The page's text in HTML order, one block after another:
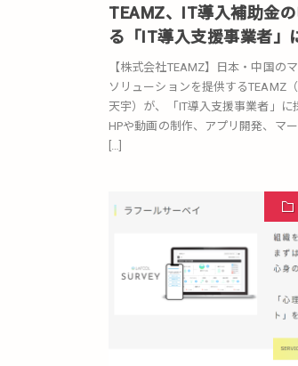
TEAMZ、IT導入補助金
る「IT導入支援事業者」
【株式会社TEAMZ】日本・中国の
ソリューションを提供するTEAMZ
天宇）が、「IT導入支援事業者」に
HPや動画の制作、アプリ開発、​マ